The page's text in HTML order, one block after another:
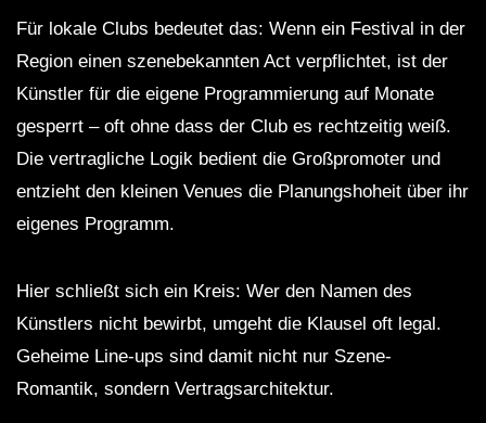
Für lokale Clubs bedeutet das: Wenn ein Festival in der
Region einen szenebekannten Act verpflichtet, ist der
Künstler für die eigene Programmierung auf Monate
gesperrt – oft ohne dass der Club es rechtzeitig weiß.
Die vertragliche Logik bedient die Großpromoter und
entzieht den kleinen Venues die Planungshoheit über ihr
eigenes Programm.
Hier schließt sich ein Kreis: Wer den Namen des
Künstlers nicht bewirbt, umgeht die Klausel oft legal.
Geheime Line-ups sind damit nicht nur Szene-
Romantik, sondern Vertragsarchitektur.